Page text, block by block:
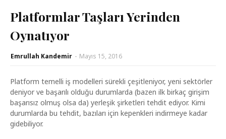
Platformlar Taşları Yerinden
Oynatıyor
Emrullah Kandemir - Mayıs 15, 2016
Platform temelli iş modelleri sürekli çeşitleniyor, yeni sektörler
deniyor ve başarılı olduğu durumlarda (bazen ilk birkaç girişim
başarısız olmuş olsa da) yerleşik şirketleri tehdit ediyor. Kimi
durumlarda bu tehdit, bazıları için kepenkleri indirmeye kadar
gidebiliyor.